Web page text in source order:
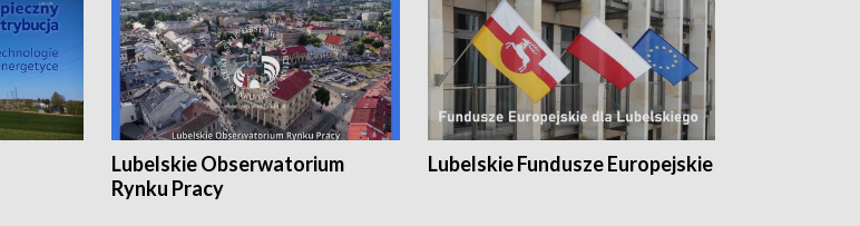
Lubelskie Obserwatorium
Rynku Pracy
Lubelskie Fundusze Europejskie